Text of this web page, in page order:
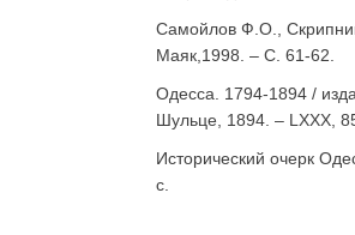
Самойлов Ф.О.,
Маяк,1998. – С. 61-62.
Одесса. 1794-1894 /
Шульце, 1894. – LXXX,
Исторический очерк
с.